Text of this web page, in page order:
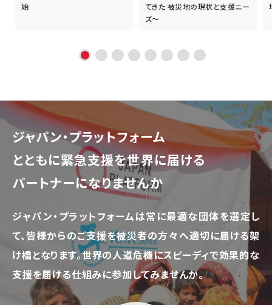
始
てきた 被災地の現状と支援ニー
ズ～
ジャパン・プラットフォーム
とともに緊急支援を世界に届ける
パートナーになりませんか
ジャパン・プラットフォームは常に最適な団体を選定し
て、皆様からのご支援を被災者の方々へ適切に届ける架
け橋となります。世界の人道危機にスピーディで効果的な
支援を届ける仕組みに参加してみませんか。